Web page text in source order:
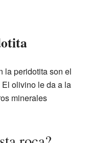
la peridotita son el
olivino le da a la
minerales